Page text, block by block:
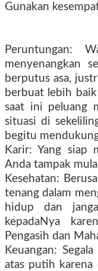
Gunakan
Peruntungan:
menyenangkan
berputus asa,
berbuat lebih
saat ini peluang
situasi di
begitu
Karir: Yang siap
Anda tampak
Kesehatan:
tenang dalam
hidup dan
kepadaNya
Pengasih dan
Keuangan:
atas putih karena